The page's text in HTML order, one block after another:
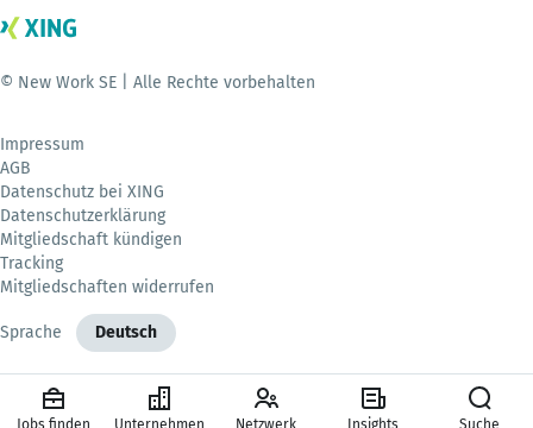
© New Work SE | Alle Rechte vorbehalten
Impressum
AGB
Datenschutz bei XING
Datenschutzerklärung
Mitgliedschaft kündigen
Tracking
Mitgliedschaften widerrufen
Sprache Deutsch
Jobs finden Unternehmen Netzwerk Insights Suche